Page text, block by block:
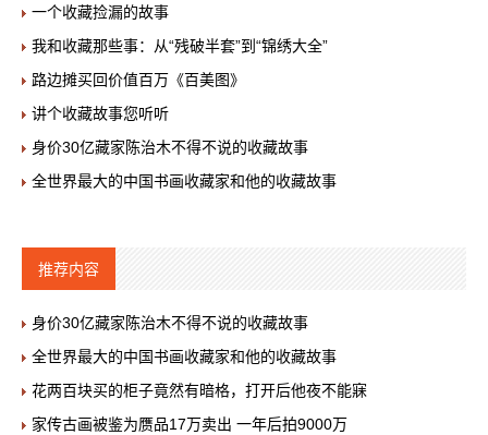
一个收藏捡漏的故事
我和收藏那些事：从“残破半套”到“锦绣大全”
路边摊买回价值百万《百美图》
讲个收藏故事您听听
身价30亿藏家陈治木不得不说的收藏故事
全世界最大的中国书画收藏家和他的收藏故事
推荐内容
身价30亿藏家陈治木不得不说的收藏故事
全世界最大的中国书画收藏家和他的收藏故事
花两百块买的柜子竟然有暗格，打开后他夜不能寐
家传古画被鉴为赝品17万卖出 一年后拍9000万